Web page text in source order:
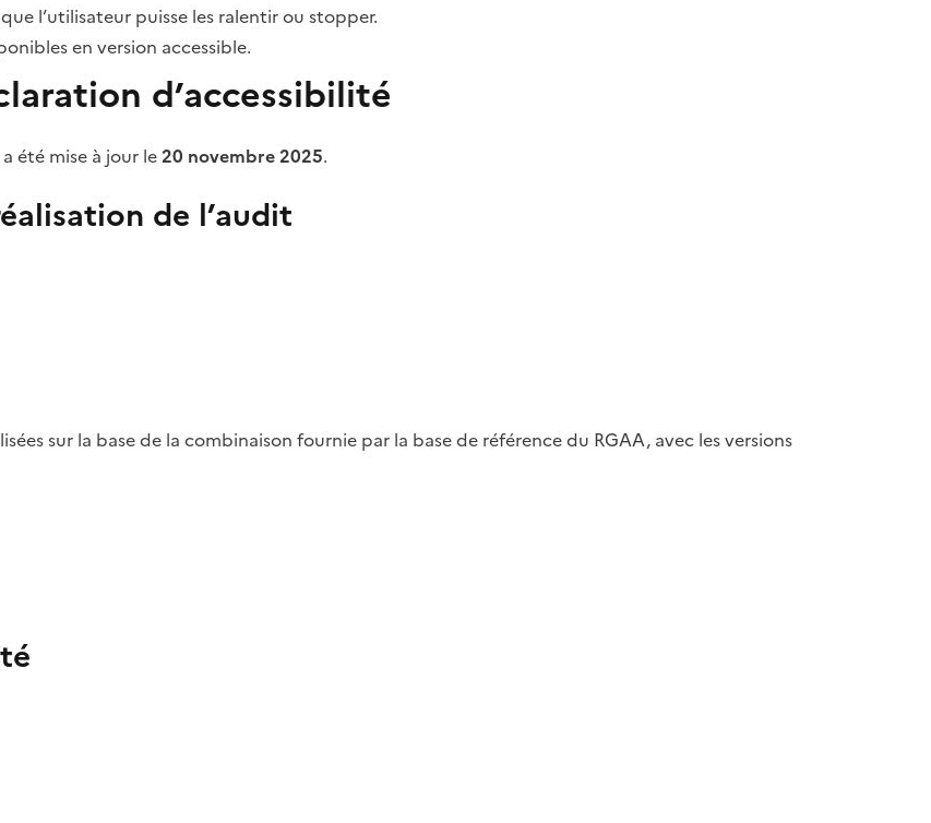
l’utilisateur puisse les ralentir ou stopper.
en version accessible.
d’accessibilité
a été mise à jour le20 novembre 2025.
de l’audit
sur la base de la combinaison fournie par la base de référence du RGAA, avec les versions